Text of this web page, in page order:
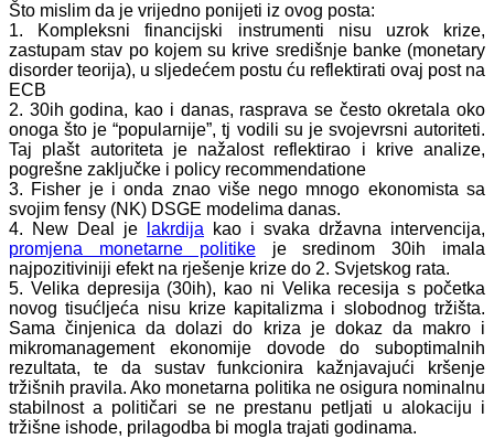
Što mislim da je vrijedno ponijeti iz ovog posta:
1. Kompleksni financijski instrumenti nisu uzrok krize,
zastupam stav po kojem su krive središnje banke (monetary
disorder teorija), u sljedećem postu ću reflektirati ovaj post na
ECB
2. 30ih godina, kao i danas, rasprava se često okretala oko
onoga što je “popularnije”, tj vodili su je svojevrsni autoriteti.
Taj plašt autoriteta je nažalost reflektirao i krive analize,
pogrešne zaključke i policy recommendatione
3. Fisher je i onda znao više nego mnogo ekonomista sa
svojim fensy (NK) DSGE modelima danas.
4. New Deal je
lakrdija kao i svaka državna intervencija,
promjena monetarne politikeje sredinom 30ih imala
najpozitiviniji efekt na rješenje krize do 2. Svjetskog rata.
5. Velika depresija (30ih), kao ni Velika recesija s početka
novog tisućljeća nisu krize kapitalizma i slobodnog tržišta.
Sama činjenica da dolazi do kriza je dokaz da makro i
mikromanagement ekonomije dovode do suboptimalnih
rezultata, te da sustav funkcionira kažnjavajući kršenje
tržišnih pravila. Ako monetarna politika ne osigura nominalnu
stabilnost a političari se ne prestanu petljati u alokaciju i
tržišne ishode, prilagodba bi mogla trajati godinama.